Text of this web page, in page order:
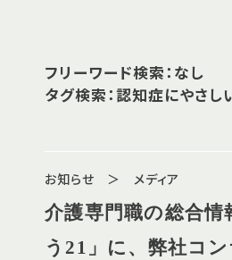
フリーワード検索：なし
タグ検索：認知症にやさし
お知らせ ＞ メディア
介護専門職の総合情
う21」に、弊社コ